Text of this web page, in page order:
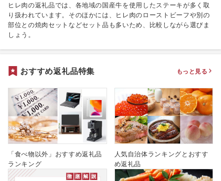
ヒレ肉の返礼品では、各地域の国産牛を使用したステーキが多く取
り扱われています。そのほかには、ヒレ肉のローストビーフや別の
部位との焼肉セットなどセット品も多いため、比較しながら選びま
しょう。
おすすめ返礼品特集 もっと見る
「食べ物以外」おすすめ返礼品
ランキング
人気自治体ランキングとおすす
め返礼品